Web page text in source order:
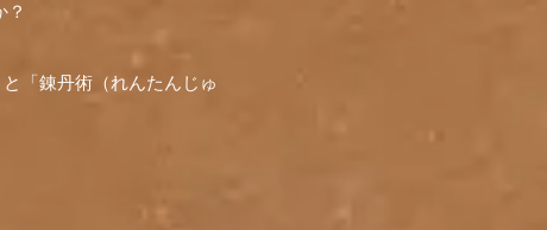
？
「錬丹術（れんたんじゅ